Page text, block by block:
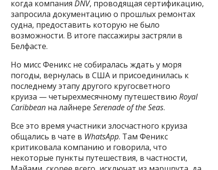
когда компанияDNV, проводящая сертификацию,
запросила документацию о прошлых ремонтах
судна, предоставить которую не было
возможности. В итоге пассажиры застряли в
Белфасте.
Но мисс Феникс не собиралась ждать у моря
погоды, вернулась в США и присоединилась к
последнему этапу другого кругосветного
круиза — четырехмесячному путешествиюRoyal
Caribbean на лайнереSerenade of the Seas.
Все это время участники злосчастного круиза
общались в чате в WhatsApp. Там Феникс
критиковала компанию и говорила, что
некоторые пункты путешествия, в частности,